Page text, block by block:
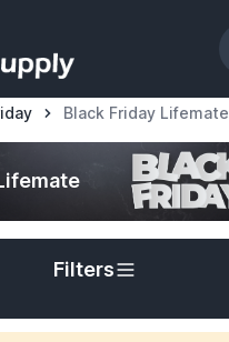
Black Friday Lifemate
Filters